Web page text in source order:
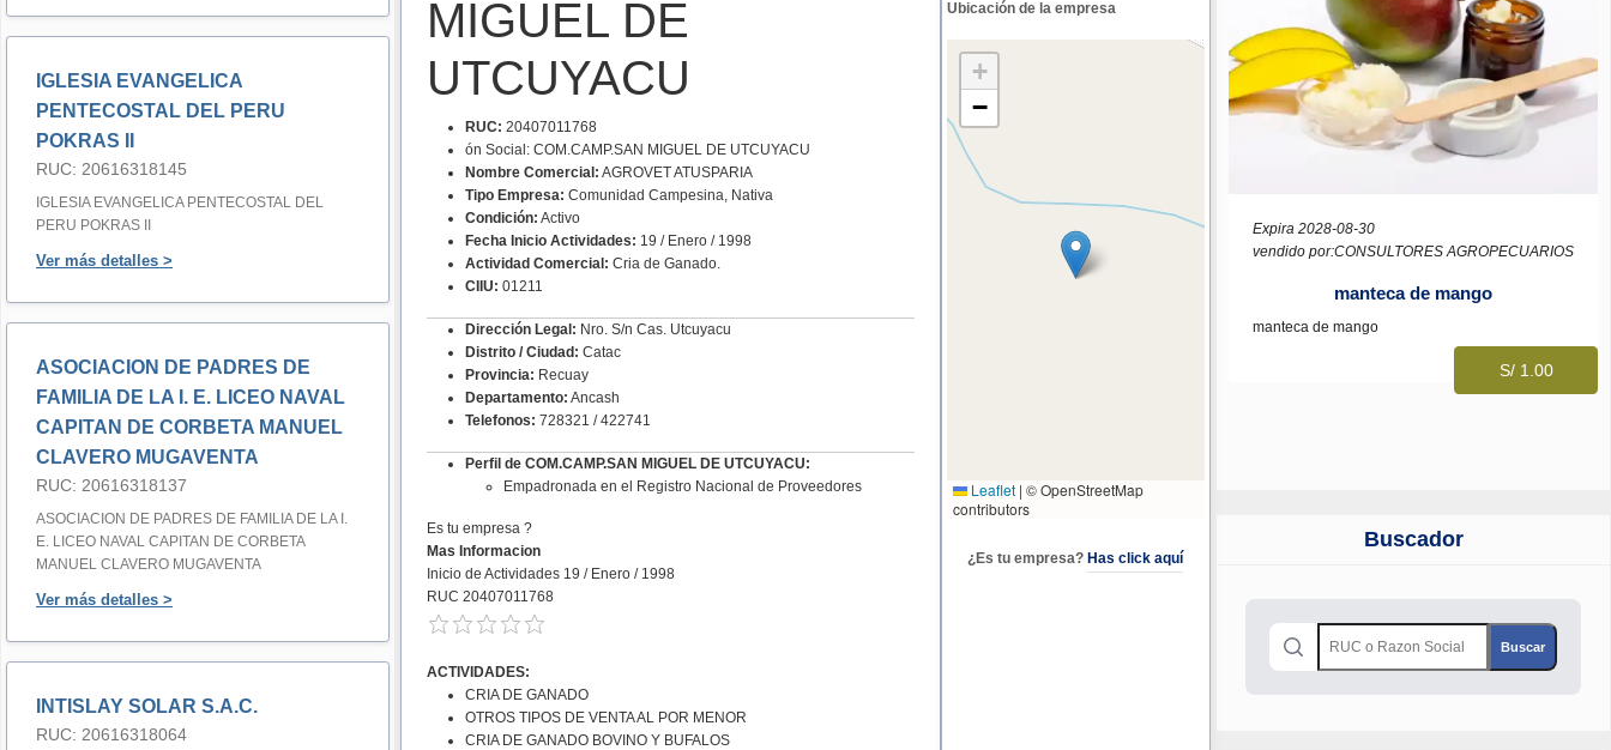
IGLESIA EVANGELICA
PENTECOSTAL DEL PERU
POKRAS II
RUC: 20616318145
IGLESIA EVANGELICA PENTECOSTAL DEL
PERU POKRAS II
Ver más detalles >
ASOCIACION DE PADRES DE
FAMILIA DE LA I. E. LICEO NAVAL
CAPITAN DE CORBETA MANUEL
CLAVERO MUGAVENTA
RUC: 20616318137
ASOCIACION DE PADRES DE FAMILIA DE LA I.
E. LICEO NAVAL CAPITAN DE CORBETA
MANUEL CLAVERO MUGAVENTA
Ver más detalles >
INTISLAY SOLAR S.A.C.
RUC: 20616318064
MIGUEL DE
UTCUYACU
RUC: 20407011768
ón Social: COM.CAMP.SAN MIGUEL DE UTCUYACU
Nombre Comercial: AGROVET ATUSPARIA
Tipo Empresa: Comunidad Campesina, Nativa
Condición: Activo
Fecha Inicio Actividades: 19 / Enero / 1998
Actividad Comercial: Cria de Ganado.
CIIU: 01211
Dirección Legal: Nro. S/n Cas. Utcuyacu
Distrito / Ciudad: Catac
Provincia: Recuay
Departamento: Ancash
Telefonos: 728321 / 422741
Perfil de COM.CAMP.SAN MIGUEL DE UTCUYACU:
Empadronada en el Registro Nacional de Proveedores
Es tu empresa ?
Mas Informacion
Inicio de Actividades 19 / Enero / 1998
RUC 20407011768
ACTIVIDADES:
CRIA DE GANADO
OTROS TIPOS DE VENTA AL POR MENOR
CRIA DE GANADO BOVINO Y BUFALOS
Ubicación de la empresa
+
−
Leaflet | © OpenStreetMap
contributors
¿Es tu empresa? Has click aquí
Expira 2028-08-30
vendido por:CONSULTORES AGROPECUARIOS
manteca de mango
manteca de mango
S/ 1.00
Buscador